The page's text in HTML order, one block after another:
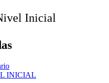
Inicial
INICIAL